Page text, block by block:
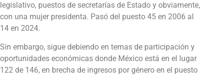
legislativo, puestos de secretarías de Estado y obviamente,
con una mujer presidenta. Pasó del puesto 45 en 2006 al
14 en 2024.
Sin embargo, sigue debiendo en temas de participación y
oportunidades económicas donde México está en el lugar
122 de 146, en brecha de ingresos por género en el puesto